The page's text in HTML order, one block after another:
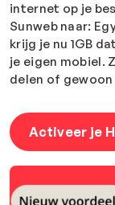
internet op je
Sunweb naar:
krijg je nu 1GB
je eigen mobiel.
delen of gewoon
Activeer je